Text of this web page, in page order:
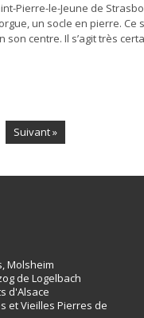
Pierre-le-Jeune de
un socle en pierre. Ce
centre. Il s’agit très
Suivant »
Molsheim
de Logelbach
d'Alsace
et Vieilles Pierres de